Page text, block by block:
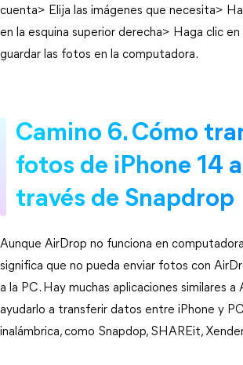
cuenta> Elija las imágenes que necesita>
en la esquina superior derecha> Haga clic
guardar las fotos en la computadora.
Camino 6. Cómo
fotos de iPhone 14
través de Snapdrop
Aunque AirDrop no funciona en
significa que no pueda enviar fotos con
a la PC. Hay muchas aplicaciones similares
ayudarlo a transferir datos entre iPhone y
inalámbrica, como Snapdop, SHAREit,